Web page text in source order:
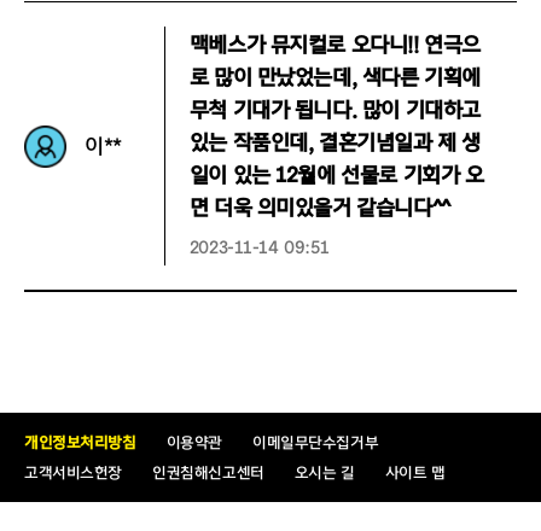
이**
맥베스가 뮤지컬로 오다니!! 연극으
로 많이 만났었는데, 색다른 기획에
무척 기대가 됩니다. 많이 기대하고
있는 작품인데, 결혼기념일과 제 생
일이 있는 12월에 선물로 기회가 오
면 더욱 의미있을거 같습니다^^
2023-11-14 09:51
개인정보처리방침 이용약관
이메일무단수집거부
고객서비스헌장
인권침해신고센터 오시는 길 사이트 맵